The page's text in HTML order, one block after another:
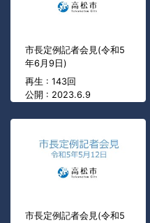
市長定例記者会見(令和5
年6月9日)
再生 : 143回
公開 : 2023.6.9
市長定例記者会見(令和5